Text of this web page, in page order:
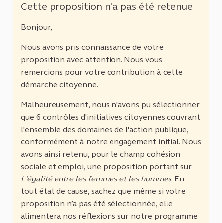
Cette proposition n'a pas été retenue
Bonjour,
Nous avons pris connaissance de votre
proposition avec attention. Nous vous
remercions pour votre contribution à cette
démarche citoyenne.
Malheureusement, nous n'avons pu sélectionner
que 6 contrôles d'initiatives citoyennes couvrant
l'ensemble des domaines de l'action publique,
conformément à notre engagement initial. Nous
avons ainsi retenu, pour le champ cohésion
sociale et emploi, une proposition portant sur
L'égalité entre les femmes et les hommes. En
tout état de cause, sachez que même si votre
proposition n’a pas été sélectionnée, elle
alimentera nos réflexions sur notre programme